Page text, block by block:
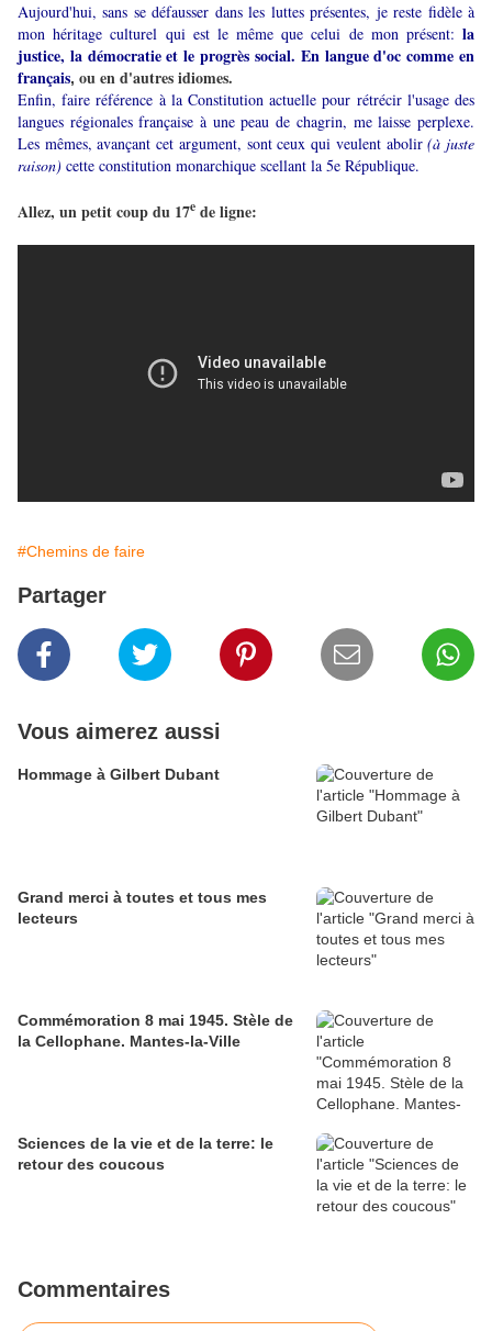
Aujourd'hui, sans se défausser dans les luttes présentes, je reste fidèle à
mon héritage culturel qui est le même que celui de mon présent: la
justice, la démocratie et le progrès social. En langue d'oc comme en
français, ou en d'autres idiomes.
Enfin, faire référence à la Constitution actuelle pour rétrécir l'usage des
langues régionales française à une peau de chagrin, me laisse perplexe.
Les mêmes, avançant cet argument, sont ceux qui veulent abolir(à juste
raison) cette constitution monarchique scellant la 5e République.
Allez, un petit coup du 17e de ligne:
#Chemins de faire
Partager
Vous aimerez aussi
Hommage à Gilbert Dubant
Grand merci à toutes et tous mes
lecteurs
Commémoration 8 mai 1945. Stèle de
la Cellophane. Mantes-la-Ville
Sciences de la vie et de la terre: le
retour des coucous
Commentaires